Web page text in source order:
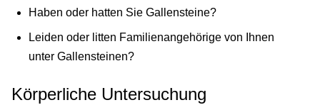
Haben oder hatten Sie Gallensteine?
Leiden oder litten Familienangehörige von Ihnen
unter Gallensteinen?
Körperliche Untersuchung